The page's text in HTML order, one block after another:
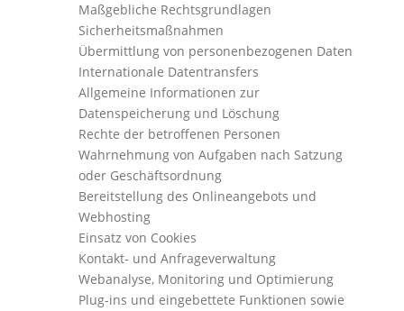
Maßgebliche Rechtsgrundlagen
Sicherheitsmaßnahmen
Übermittlung von personenbezogenen Daten
Internationale Datentransfers
Allgemeine Informationen zur
Datenspeicherung und Löschung
Rechte der betroffenen Personen
Wahrnehmung von Aufgaben nach Satzung
oder Geschäftsordnung
Bereitstellung des Onlineangebots und
Webhosting
Einsatz von Cookies
Kontakt- und Anfrageverwaltung
Webanalyse, Monitoring und Optimierung
Plug-ins und eingebettete Funktionen sowie